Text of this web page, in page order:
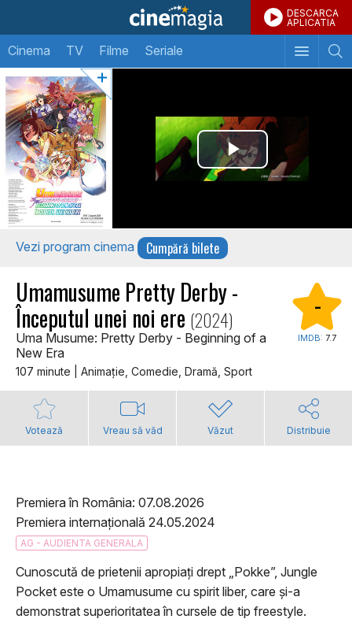
DESCARCA
APLICATIA
Cinema TV Filme Seriale
Vezi program cinema Cumpără bilete
Umamusume Pretty Derby -
Începutul unei noi ere (2024)
Uma Musume: Pretty Derby - Beginning of a
New Era
107 minute | Animaţie, Comedie, Dramă, Sport
-
IMDB: 7.7
Votează Vreau să văd Văzut Distribuie
Premiera în România: 07.08.2026
Premiera internațională 24.05.2024
AG - AUDIENTA GENERALA
Cunoscută de prietenii apropiați drept „Pokke”, Jungle
Pocket este o Umamusume cu spirit liber, care și-a
demonstrat superioritatea în cursele de tip freestyle.